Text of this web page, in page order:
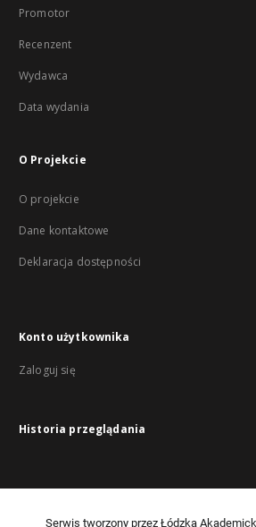
Promotor
Recenzent
Wydawca
Data wydania
O Projekcie
O projekcie
Dane kontaktowe
Deklaracja dostępności
Konto użytkownika
Zaloguj się
Historia przeglądania
Serwis tworzony przez Łódzką